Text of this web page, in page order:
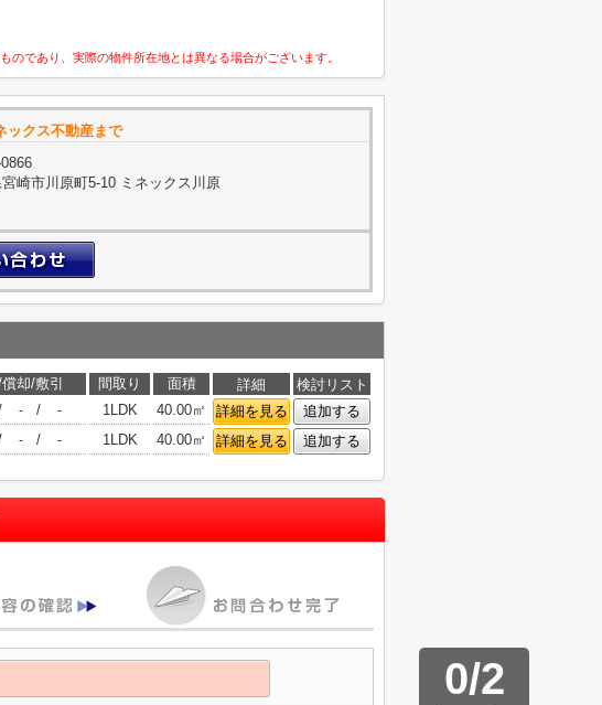
であり、実際の物件所在地とは異なる場合がございます。
ックス不動産まで
崎市川原町5-10 ミネックス川原
却/敷引 間取り 面積 詳細
検討リスト
- / - 1LDK 40.00㎡ 詳細を見る
追加する
- / - 1LDK 40.00㎡ 詳細を見る 追加する
0/2